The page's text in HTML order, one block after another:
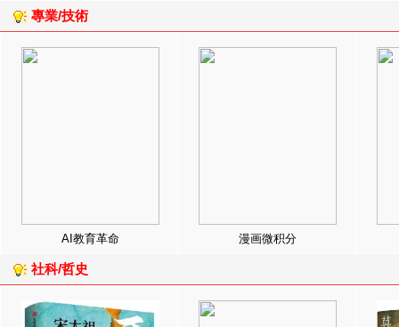
專業/技術
AI教育革命 漫画微积分
社科/哲史